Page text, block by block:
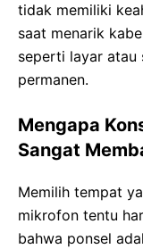
tidak memiliki
saat menarik
seperti layar atau
permanen.
Mengapa
Sangat
Memilih tempat
mikrofon tentu
bahwa ponsel